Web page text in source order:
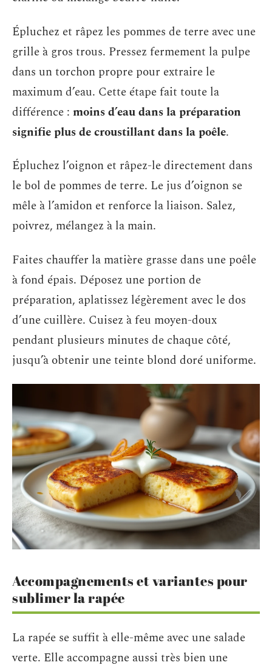
Épluchez et râpez les pommes de terre avec une
grille à gros trous. Pressez fermement la pulpe
dans un torchon propre pour extraire le
maximum d’eau. Cette étape fait toute la
différence : moins d’eau dans la préparation
signifie plus de croustillant dans la poêle.
Épluchez l’oignon et râpez-le directement dans
le bol de pommes de terre. Le jus d’oignon se
mêle à l’amidon et renforce la liaison. Salez,
poivrez, mélangez à la main.
Faites chauffer la matière grasse dans une poêle
à fond épais. Déposez une portion de
préparation, aplatissez légèrement avec le dos
d’une cuillère. Cuisez à feu moyen-doux
pendant plusieurs minutes de chaque côté,
jusqu’à obtenir une teinte blond doré uniforme.
Accompagnements et variantes pour
sublimer la rapée
La rapée se suffit à elle-même avec une salade
verte. Elle accompagne aussi très bien une